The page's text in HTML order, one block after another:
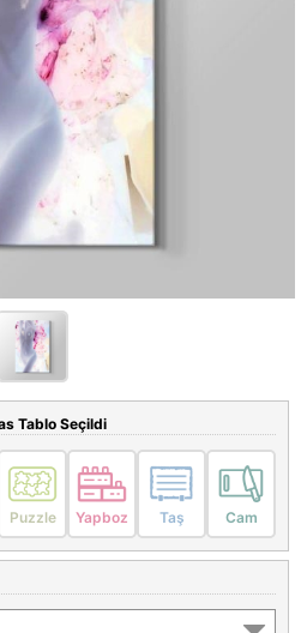
Tablo Seçildi
Puzzle Yapboz Taş Cam